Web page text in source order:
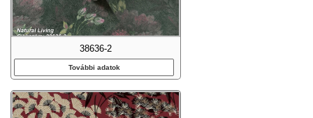
38636-2
További adatok